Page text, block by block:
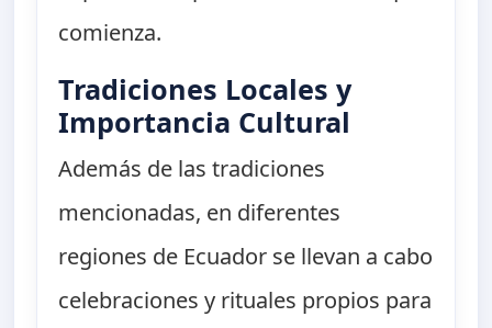
comienza.
Tradiciones Locales y
Importancia Cultural
Además de las tradiciones
mencionadas, en diferentes
regiones de Ecuador se llevan a cabo
celebraciones y rituales propios para